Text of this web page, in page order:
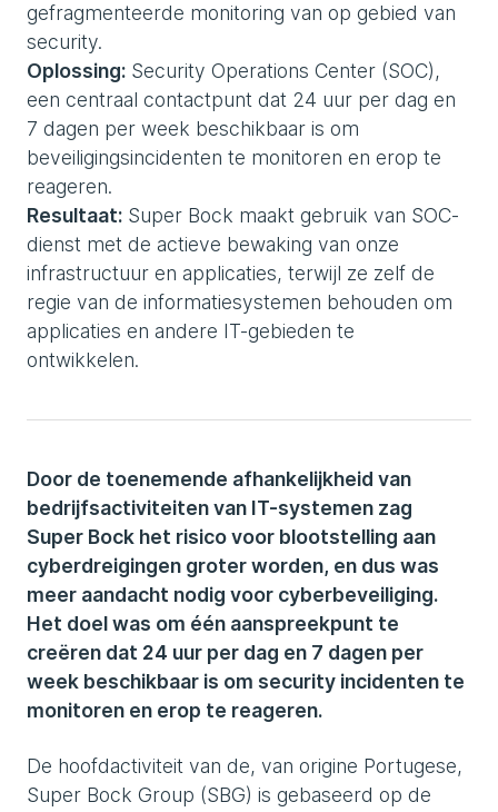
gefragmenteerde monitoring van op gebied van
security.
Oplossing: Security Operations Center (SOC),
een centraal contactpunt dat 24 uur per dag en
7 dagen per week beschikbaar is om
beveiligingsincidenten te monitoren en erop te
reageren.
Resultaat: Super Bock maakt gebruik van SOC-
dienst met de actieve bewaking van onze
infrastructuur en applicaties, terwijl ze zelf de
regie van de informatiesystemen behouden om
applicaties en andere IT-gebieden te
ontwikkelen.
Door de toenemende afhankelijkheid van
bedrijfsactiviteiten van IT-systemen zag
Super Bock het risico voor blootstelling aan
cyberdreigingen groter worden, en dus was
meer aandacht nodig voor cyberbeveiliging.
Het doel was om één aanspreekpunt te
creëren dat 24 uur per dag en 7 dagen per
week beschikbaar is om security incidenten te
monitoren en erop te reageren.
De hoofdactiviteit van de, van origine Portugese,
Super Bock Group (SBG) is gebaseerd op de